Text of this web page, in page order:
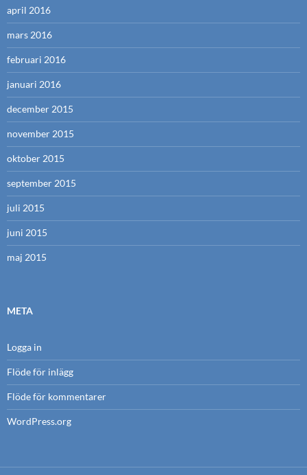
april 2016
mars 2016
februari 2016
januari 2016
december 2015
november 2015
oktober 2015
september 2015
juli 2015
juni 2015
maj 2015
META
Logga in
Flöde för inlägg
Flöde för kommentarer
WordPress.org